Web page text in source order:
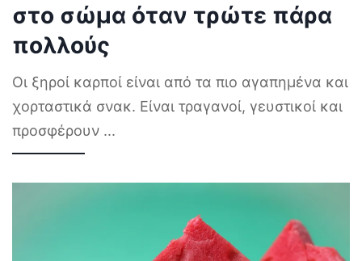
στο σώμα όταν τρώτε πάρα
πολλούς
Οι ξηροί καρποί είναι από τα πιο αγαπημένα και
χορταστικά σνακ. Είναι τραγανοί, γευστικοί και
προσφέρουν ...